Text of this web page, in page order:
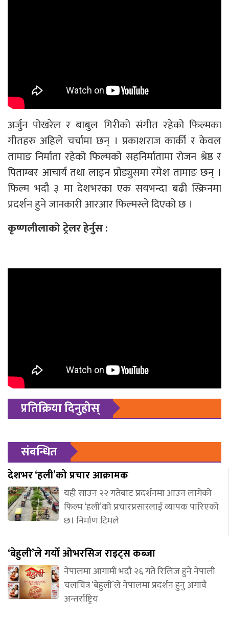
अर्जुन पोखरेल र बाबुल गिरीको संगीत रहेको फिल्मका
गीतहरु अहिले चर्चामा छन् । प्रकाशराज कार्की र केवल
तामाङ निर्माता रहेको फिल्मको सहनिर्मातामा रोजन श्रेष्ठ र
पिताम्बर आचार्य तथा लाइन प्रोड्युसमा रमेश तामाङ छन् ।
फिल्म भदौ ३ मा देशभरका एक सयभन्दा बढी स्क्रिनमा
प्रदर्शन हुने जानकारी आरआर फिल्मस्ले दिएको छ ।
कृष्णलीलाको ट्रेलर हेर्नुस :
प्रतिक्रिया दिनुहोस्
संबन्धित
देशभर ‘हली’को प्रचार आक्रामक
यही साउन २२ गतेबाट प्रदर्शनमा आउन लागेको
फिल्म ‘हली’को प्रचारप्रसारलाई व्यापक पारिएको
छ। निर्माण टिमले
‘बेहुली’ले गर्यो ओभरसिज राइट्स कब्जा
नेपालमा आगामी भदौ २६ गते रिलिज हुने नेपाली
चलचित्र ‘बेहुली’ले नेपालमा प्रदर्शन हुनु अगावै
अन्तर्राष्ट्रिय